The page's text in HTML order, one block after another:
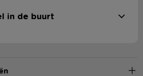
in de buurt